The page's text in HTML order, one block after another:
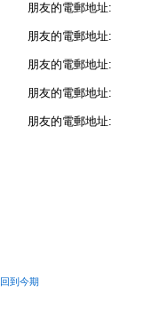
朋友的電郵地址:
朋友的電郵地址:
朋友的電郵地址:
朋友的電郵地址:
朋友的電郵地址:
回到今期